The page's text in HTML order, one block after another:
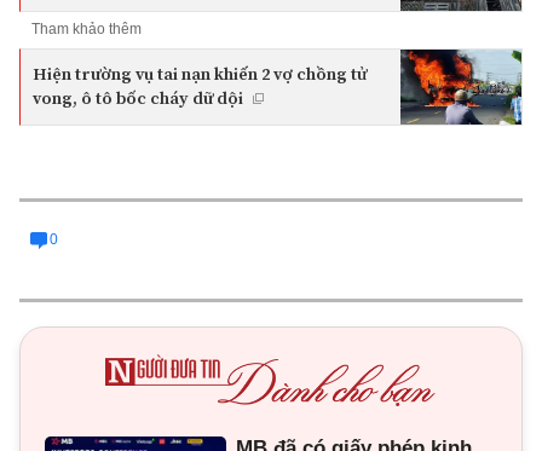
Tham khảo thêm
Hiện trường vụ tai nạn khiến 2 vợ chồng tử
vong, ô tô bốc cháy dữ dội
0